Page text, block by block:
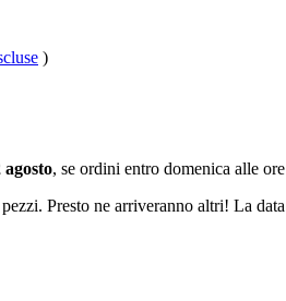
)
, se ordini entro domenica alle
Presto ne arriveranno altri! La